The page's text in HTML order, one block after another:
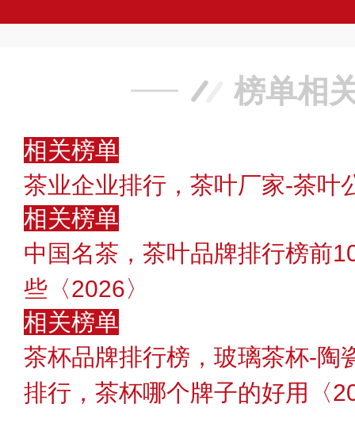
榜单相
相关榜单
茶业企业排行，茶叶厂家-茶叶
相关榜单
中国名茶，茶叶品牌排行榜前
些〈2026〉
相关榜单
茶杯品牌排行榜，玻璃茶杯-陶
排行，茶杯哪个牌子的好用〈